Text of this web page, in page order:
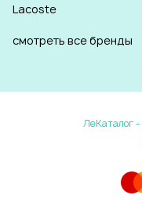
Lacoste
смотреть все бренды
ЛеКаталог -